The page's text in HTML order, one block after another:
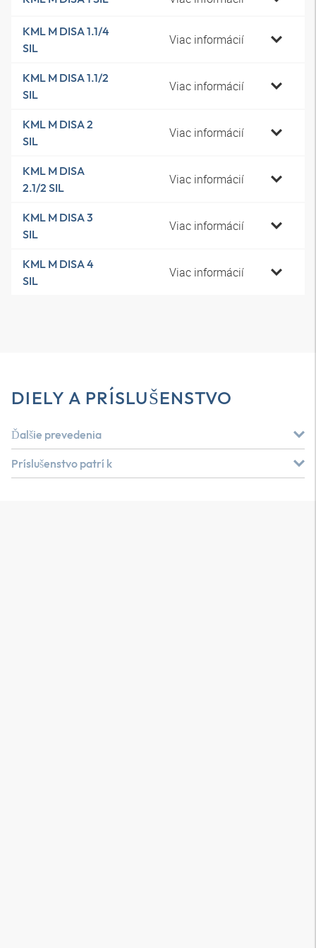
KML M DISA 1.1/4
SIL
Viac informácií
KML M DISA 1.1/2
SIL
Viac informácií
KML M DISA 2
SIL
Viac informácií
KML M DISA
2.1/2 SIL
Viac informácií
KML M DISA 3
SIL
Viac informácií
KML M DISA 4
SIL
Viac informácií
DIELY A PRÍSLUŠENSTVO
Ďalšie prevedenia
Príslušenstvo patrí k